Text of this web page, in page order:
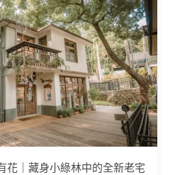
花｜藏身小綠林中的全新老宅